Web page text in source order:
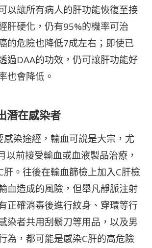
以讓所有病人的肝功能恢復至接
肝硬化，仍有95%的機率可治
的危險也降低7成左右；即使已
過DAA的功效，仍可讓肝功能好
也會降低。
潛在感染者
感染途經，輸血可說是大宗，尤
以前接受輸血或血液製品治療，
肝。往後在輸血篩檢上加入C肝檢
血造成的風險，但舉凡靜脈注射
正確消毒後進行紋身、穿環等行
染者共用刮鬍刀等用品，以及男
為，都可能是感染C肝的高危險